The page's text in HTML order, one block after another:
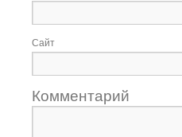
Сайт
Комментарий